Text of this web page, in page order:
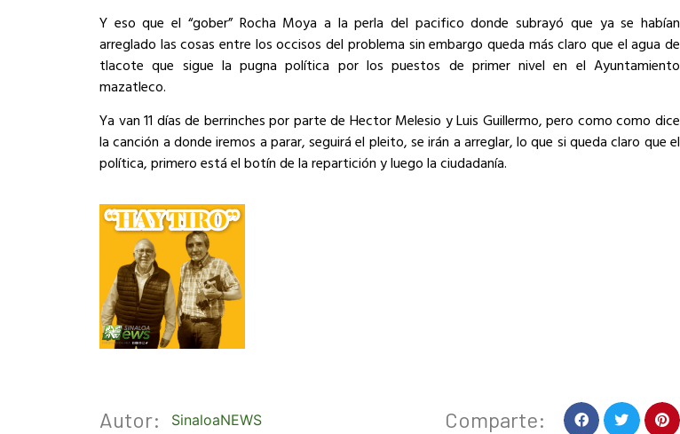
Y eso que el “gober” Rocha Moya a la perla del pacifico donde subrayó que ya se habían
arreglado las cosas entre los occisos del problema sin embargo queda más claro que el agua de
tlacote que sigue la pugna política por los puestos de primer nivel en el Ayuntamiento
mazatleco.
Ya van 11 días de berrinches por parte de Hector Melesio y Luis Guillermo, pero como como dice
la canción a donde iremos a parar, seguirá el pleito, se irán a arreglar, lo que si queda claro que el
política, primero está el botín de la repartición y luego la ciudadanía.
Autor: SinaloaNEWS Comparte: